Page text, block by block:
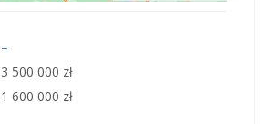
–
3 500 000 zł
1 600 000 zł